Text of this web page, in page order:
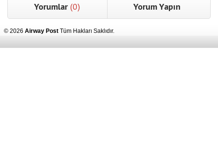
Yorumlar (0) Yorum Yapın
© 2026 Airway Post Tüm Hakları Saklıdır.